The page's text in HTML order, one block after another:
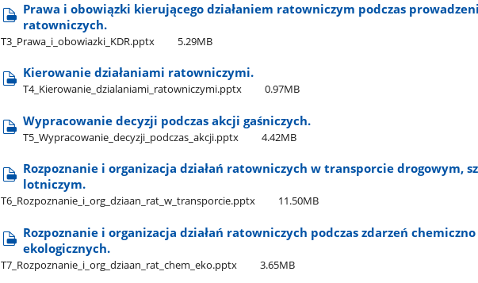
Prawa i obowiązki kierującego działaniem ratowniczym podczas
ratowniczych.
T3​_Prawa​_i​_obowiazki​_KDR.pptx 5.29MB
Kierowanie działaniami ratowniczymi.
T4​_Kierowanie​_dzialaniami​_ratowniczymi.pptx 0.97MB
Wypracowanie decyzji podczas akcji gaśniczych.
T5​_Wypracowanie​_decyzji​_podczas​_akcji.pptx 4.42MB
Rozpoznanie i organizacja działań ratowniczych w transporcie drogowym,
lotniczym.
T6​_Rozpoznanie​_i​_org​_dziaan​_rat​_w​_transporcie.pptx 11.50MB
Rozpoznanie i organizacja działań ratowniczych podczas zdarzeń chemiczno
ekologicznych.
T7​_Rozpoznanie​_i​_org​_dziaan​_rat​_chem​_eko.pptx 3.65MB